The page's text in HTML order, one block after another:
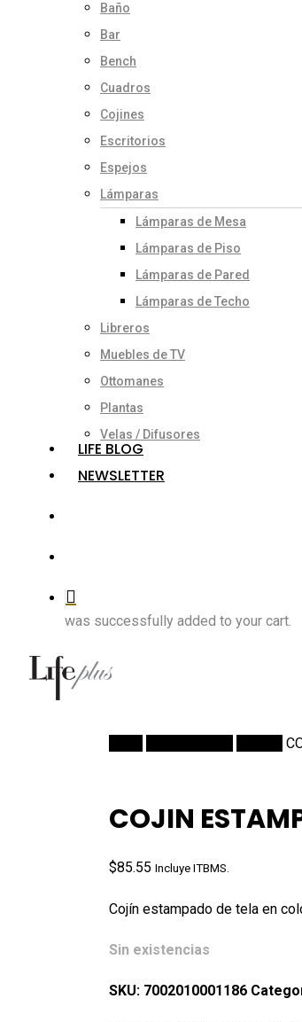
Baño
Bar
Bench
Cuadros
Cojines
Escritorios
Espejos
Lámparas
Lámparas de Mesa
Lámparas de Piso
Lámparas de Pared
Lámparas de Techo
Libreros
Muebles de TV
Ottomanes
Plantas
Velas / Difusores
LIFE BLOG
NEWSLETTER
was successfully added to your cart.
COJIN
$85.55 Incluye ITBMS.
Cojín estampado de tela en
Sin existencias
SKU: 7002010001186